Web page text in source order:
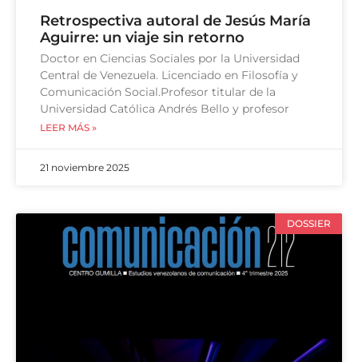
Retrospectiva autoral de Jesús María
Aguirre: un viaje sin retorno
Doctor en Ciencias Sociales por la Universidad
Central de Venezuela. Licenciado en Filosofía y
Comunicación Social.Profesor titular de la
Universidad Católica Andrés Bello y profesor
LEER MÁS »
21 noviembre 2025
DOSSIER